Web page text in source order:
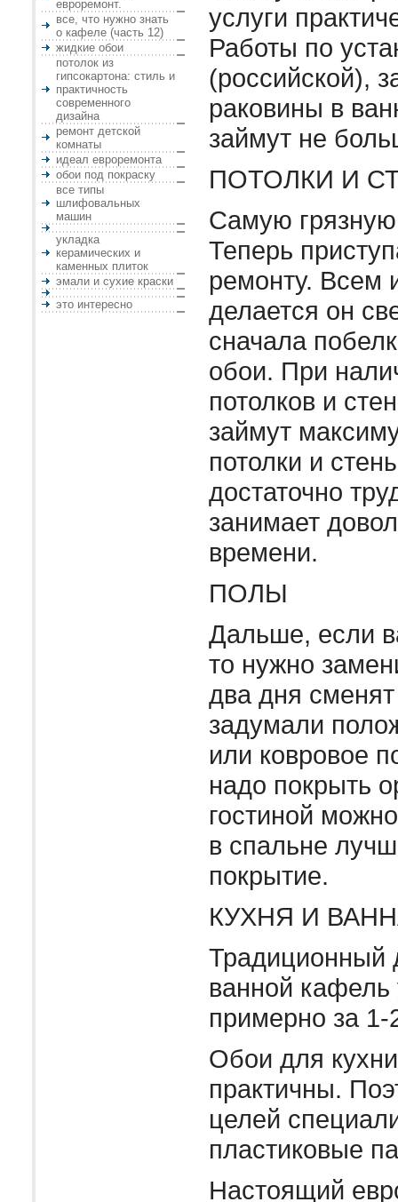
евроремонт.
все, что нужно знать
о кафеле (часть 12)
жидкие обои
потолок из
гипсокартона: стиль и
практичность
современного
дизайна
ремонт детской
комнаты
идеал евроремонта
обои под покраску
все типы
шлифовальных
машин
укладка
керамических и
каменных плиток
эмали и сухие краски
это интересно
услуги
Работы по
(российской),
раковины в
займут не
ПОТОЛКИ И
Самую
Теперь
ремонту. Всем
делается он
сначала
обои. При
потолков и
займут
потолки и
достаточно
занимает
времени.
ПОЛЫ
Дальше, если
то нужно
два дня
задумали
или ковровое
надо покрыть
гостиной
в спальне
покрытие.
КУХНЯ И
Традиционный
ванной
примерно за 1-
Обои для
практичны.
целей
пластиковые
Настоящий